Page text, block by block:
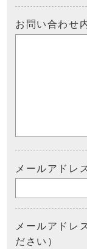
お問い合わせ
メールアドレ
メールアドレ
ださい）